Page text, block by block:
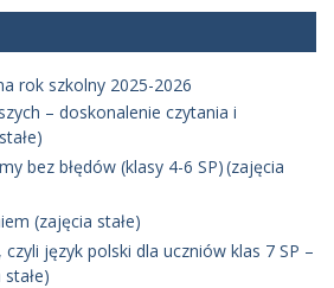
rok szkolny 2025-2026
– doskonalenie czytania i
bez błędów (klasy 4-6 SP) (zajęcia
(zajęcia stałe)
czyli język polski dla uczniów klas 7 SP –